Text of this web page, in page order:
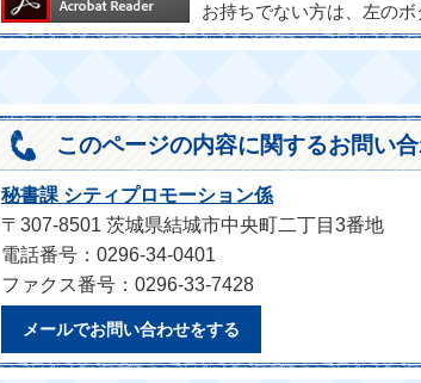
お持ちでない方は、左の
このページの内容に関するお問い
秘書課 シティプロモーション係
〒307-8501 茨城県結城市中央町二丁目3番地
電話番号：0296-34-0401
ファクス番号：0296-33-7428
メールでお問い合わせをする